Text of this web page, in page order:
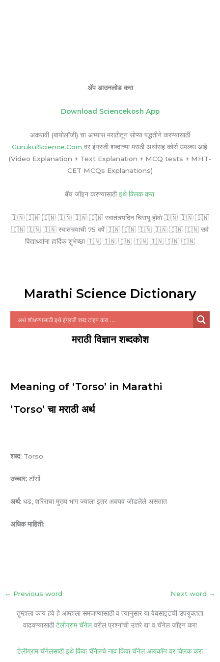
ॲप डाउनलोड करा
Download Sciencekosh App
अकरावी (बायोलॉजी) चा अभ्यास मराठीतून सोप्या पद्धतीने करण्यासाठी
GurukulScience.Com वर इंग्रजी शब्दांच्या मराठी अर्थासह कोर्स उपल्ब्ध आहे.
(Video Explanation + Text Explanation + MCQ tests + MHT-
CET MCQs Explanations)
बॅच जॉइन करण्यासाठी इथे क्लिक करा.
🇮🇳 🇮🇳 🇮🇳 🇮🇳 🇮🇳 🇮🇳 स्वातंत्र्यदिन चिरायू होवो 🇮🇳 🇮🇳 🇮🇳
🇮🇳 🇮🇳 🇮🇳 स्वातंत्र्याची 75 वर्षे 🇮🇳 🇮🇳 🇮🇳 🇮🇳 🇮🇳 🇮🇳 सर्व
विद्यार्थ्यांना हार्दिक शुभेच्छा 🇮🇳 🇮🇳 🇮🇳 🇮🇳 🇮🇳 🇮🇳 🇮🇳
Marathi Science Dictionary
मराठी विज्ञान शब्दकोश
Meaning of ‘Torso’ in Marathi
‘Torso’ चा मराठी अर्थ
शब्द: Torso
उच्चार: टॉर्सो
अर्थ: धड, शरिराचा मुख्य भाग ज्याला इतर अवयव जोडलेले असतात
अधिक माहिती:
← Previous word Next word →
तुम्हाला काय हवे हे आम्हाला समजण्यासाठी व त्यानुसार या वेबसाइटची उपयुक्तता
वाढवण्यासाठी टेलीग्राम चॅनेलवरील प्रश्नांची उत्तरे द्या व चॅनेल जॉइन करा
टेलीग्राम चॅनेलसाठी इथे किंवा चॅनेलचे नाव किंवा चॅनेल आयकॉन वर क्लिक करा